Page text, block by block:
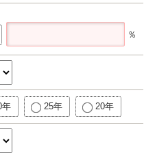
％
年 25年 20年